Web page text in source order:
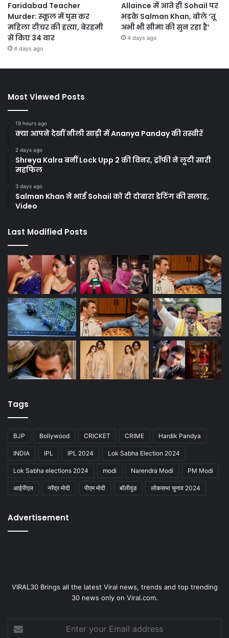
Faridabad Teacher
Murder: स्कूल में घुस कर
महिला टीचर की हत्या, बेरहमी
से किए 34 वार
4 days ago
Allaince में आते ही Sohail पर
भड़के Salman Khan, बोले ‘तू
अभी भी सीमा की सुन रहा है’
4 days ago
Most Viewed Posts
19 hours ago
क्या आपने देखीं नीली साड़ी में Ananya Panday की तस्वीरें
2 days ago
Shreya Kalra बनीं Lock Upp 2 की विनर, ट्रॉफी ने लूटी सारी
महफिल
3 days ago
Salman Khan ने भाई Sohail को दी दोबारा डेटिंग की सलाह,
Video
Last Modified Posts
Tags
BJP Bollywood CRICKET CRIME Hardik Pandya
INDIA IPL IPL 2024 Lok Sabha Election 2024
Lok Sabha elections 2024 modi Narendra Modi PM Modi
आईपीएल नरेंद्र मोदी पीएम मोदी बॉलीवुड लोकसभा चुनाव 2024
Advertisement
VIRAL30 Brings all the latest Viral news, trends and top trending
30 news only on Viral.com.
your